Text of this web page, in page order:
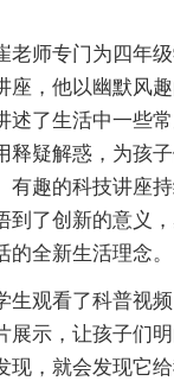
老师专门为四年
座，他以幽默风
述了生活中一些
释疑解惑，为孩
有趣的科技讲座
到了创新的意义
全新生活理念。
生观看了科普视
展示，让孩子们
现，就会发现它